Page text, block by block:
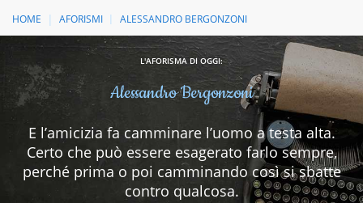
HOME AFORISMI ALESSANDRO BERGONZONI
L'AFORISMA DI OGGI:
Alessandro Bergonzoni
E l’amicizia fa camminare l’uomo a testa alta.
Certo che può essere esagerato farlo sempre,
perché prima o poi camminando così si sbatte
contro qualcosa.